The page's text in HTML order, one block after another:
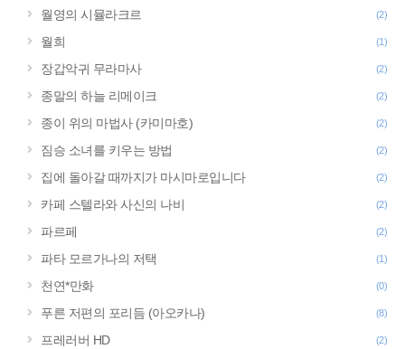
월영의 시뮬라크르 (2)
월희 (1)
장갑악귀 무라마사 (2)
종말의 하늘 리메이크 (2)
종이 위의 마법사 (카미마호) (2)
짐승 소녀를 키우는 방법 (2)
집에 돌아갈 때까지가 마시마로입니다 (2)
카페 스텔라와 사신의 나비 (2)
파르페 (2)
파타 모르가나의 저택 (1)
천연*만화 (0)
푸른 저편의 포리듬 (아오카나) (8)
프레러버 HD (2)